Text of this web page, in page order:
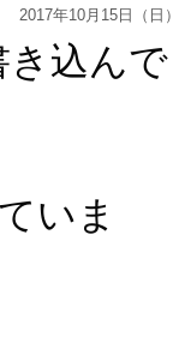
2017年10月15日（日）
き込んで
いま